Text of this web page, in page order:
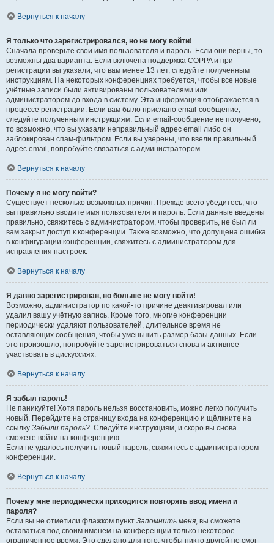
Вернуться к началу
Я только что зарегистрировался, но не могу войти!
Сначала проверьте свои имя пользователя и пароль. Если они верны, то
возможны два варианта. Если включена поддержка COPPA и при
регистрации вы указали, что вам менее 13 лет, следуйте полученным
инструкциям. На некоторых конференциях требуется, чтобы все новые
учётные записи были активированы пользователями или
администратором до входа в систему. Эта информация отображается в
процессе регистрации. Если вам было прислано email-сообщение,
следуйте полученным инструкциям. Если email-сообщение не получено,
то возможно, что вы указали неправильный адрес email либо он
заблокирован спам-фильтром. Если вы уверены, что ввели правильный
адрес email, попробуйте связаться с администратором.
Вернуться к началу
Почему я не могу войти?
Существует несколько возможных причин. Прежде всего убедитесь, что
вы правильно вводите имя пользователя и пароль. Если данные введены
правильно, свяжитесь с администратором, чтобы проверить, не был ли
вам закрыт доступ к конференции. Также возможно, что допущена ошибка
в конфигурации конференции, свяжитесь с администратором для
исправления настроек.
Вернуться к началу
Я давно зарегистрирован, но больше не могу войти!
Возможно, администратор по какой-то причине деактивировал или
удалил вашу учётную запись. Кроме того, многие конференции
периодически удаляют пользователей, длительное время не
оставляющих сообщения, чтобы уменьшить размер базы данных. Если
это произошло, попробуйте зарегистрироваться снова и активнее
участвовать в дискуссиях.
Вернуться к началу
Я забыл пароль!
Не паникуйте! Хотя пароль нельзя восстановить, можно легко получить
новый. Перейдите на страницу входа на конференцию и щёлкните на
ссылку Забыли пароль?. Следуйте инструкциям, и скоро вы снова
сможете войти на конференцию.
Если не удалось получить новый пароль, свяжитесь с администратором
конференции.
Вернуться к началу
Почему мне периодически приходится повторять ввод имени и
пароля?
Если вы не отметили флажком пункт Запомнить меня, вы сможете
оставаться под своим именем на конференции только некоторое
ограниченное время. Это сделано для того, чтобы никто другой не смог